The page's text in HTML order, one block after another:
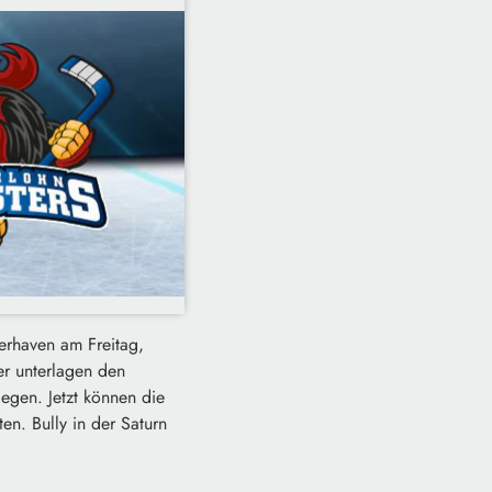
am Freitag,
unterlagen den
Jetzt können die
Bully in der Saturn